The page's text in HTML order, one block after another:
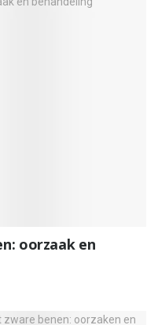
oorzaak en